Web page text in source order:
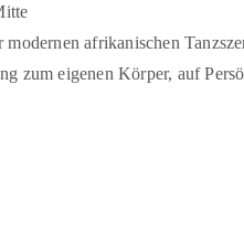
afrikanischen
eigenen Körper, auf